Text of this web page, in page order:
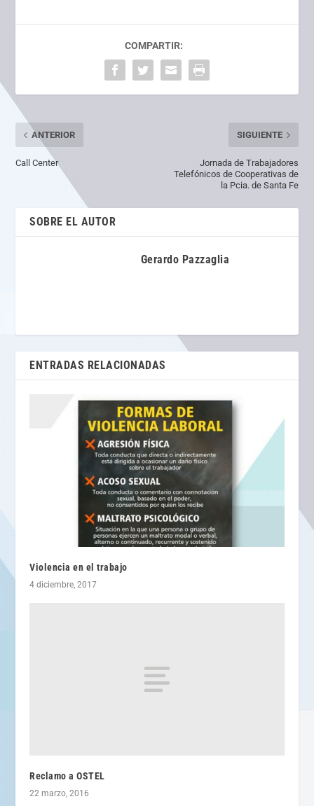
COMPARTIR:
ANTERIOR
Call Center
SIGUIENTE
Jornada de Trabajadores
Telefónicos de Cooperativas de
la Pcia. de Santa Fe
SOBRE EL AUTOR
Gerardo Pazzaglia
ENTRADAS RELACIONADAS
Violencia en el trabajo
4 diciembre, 2017
Reclamo a OSTEL
22 marzo, 2016